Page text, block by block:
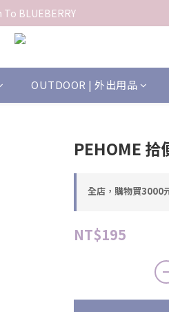
BLUEBERRY
OUTDOOR | 外出用品
PEHOME 拾
全店，購物買3000
NT$195